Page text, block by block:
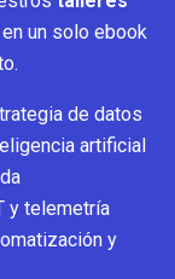
en un solo ebook
de datos
artificial
y telemetría
y